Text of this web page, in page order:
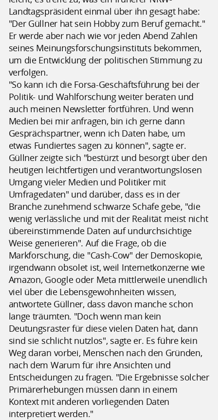
Landtagspräsident einmal über ihn gesagt habe:
"Der Güllner hat sein Hobby zum Beruf gemacht."
Er werde aber nach wie vor jeden Abend Zahlen
seines Meinungsforschungsinstituts bekommen,
um die Entwicklung der politischen Stimmung zu
verfolgen.
"So kann ich die Forsa-Geschäftsführung bei der
Politik- und Wahlforschung weiter beraten und
auch meinen Newsletter fortführen. Und wenn
Medien bei mir anfragen, bin ich gerne dann
Gesprächspartner, wenn ich Daten habe, um
etwas Fundiertes sagen zu können", sagte er.
Güllner zeigte sich "bestürzt und besorgt über den
heutigen leichtfertigen und verantwortungslosen
Umgang vieler Medien und Politiker mit
Umfragedaten" und darüber, dass es in der
Branche zunehmend schwarze Schafe gebe, "die
wenig verlässliche und mit der Realität meist nicht
übereinstimmende Daten auf undurchsichtige
Weise generieren". Auf die Frage, ob die
Markforschung, die "Cash-Cow" der Demoskopie,
irgendwann obsolet ist, weil Internetkonzerne wie
Amazon, Google oder Meta mittlerweile unendlich
viel über die Lebensgewohnheiten wissen,
antwortete Güllner, dass davon manche schon
lange träumten. "Doch wenn man kein
Deutungsraster für diese vielen Daten hat, dann
sind sie schlicht nutzlos", sagte er. Es führe kein
Weg daran vorbei, Menschen nach den Gründen,
nach dem Warum für ihre Ansichten und
Entscheidungen zu fragen. "Die Ergebnisse solcher
Primärerhebungen müssen dann in einem
Kontext mit anderen vorliegenden Daten
interpretiert werden."